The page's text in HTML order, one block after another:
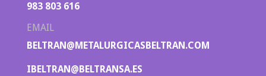
983 803 616
EMAIL
BELTRAN@METALURGICASBELTRAN.COM
IBELTRAN@BELTRANSA.ES